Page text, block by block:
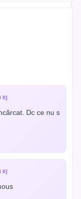
0]
Dc ce nu s
0]